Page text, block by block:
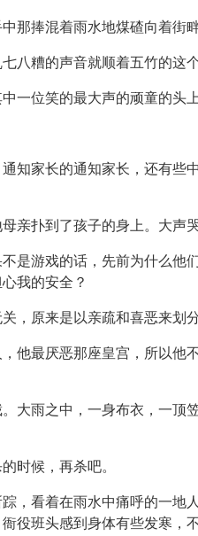
那捧混着雨水地煤碴向着街
八糟的声音就顺着五竹的这个
位笑的最大声的顽童的头
知家长的通知家长，还有些
亲扑到了孩子的身上。大声
是游戏的话，先前为什么他
我的安全？
，原来是以亲疏和喜恶来划分
他最厌恶那座皇宫，所以他
大雨之中，一身布衣，一顶
时候，再杀吧。
，看着在雨水中痛呼的一地
役班头感到身体有些发寒，